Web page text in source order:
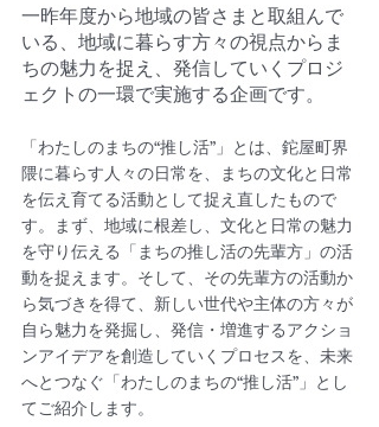
一昨年度から地域の皆さまと取組んで
いる、地域に暮らす方々の視点からま
ちの魅力を捉え、発信していくプロジ
ェクトの一環で実施する企画です。
「わたしのまちの“推し活”」とは、鉈屋町界
隈に暮らす人々の日常を、まちの文化と日常
を伝え育てる活動として捉え直したもので
す。まず、地域に根差し、文化と日常の魅力
を守り伝える「まちの推し活の先輩方」の活
動を捉えます。そして、その先輩方の活動か
ら気づきを得て、新しい世代や主体の方々が
自ら魅力を発掘し、発信・増進するアクショ
ンアイデアを創造していくプロセスを、未来
へとつなぐ「わたしのまちの“推し活”」とし
てご紹介します。